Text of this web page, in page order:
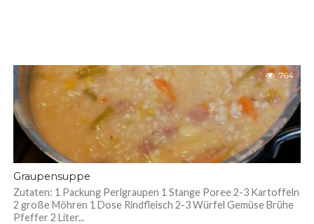
764
Graupensuppe
Zutaten: 1 Packung Perlgraupen 1 Stange Poree 2-3 Kartoffeln
2 große Möhren 1 Dose Rindfleisch 2-3 Würfel Gemüse Brühe
Pfeffer 2 Liter...